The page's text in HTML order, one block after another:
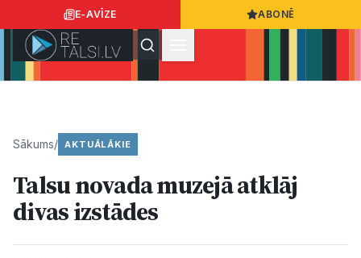
E-AVĪZE ABONĒ
Ziņas
Sākums/ AKTUĀLĀKIE
Talsu novada muzejā atklāj
divas izstādes